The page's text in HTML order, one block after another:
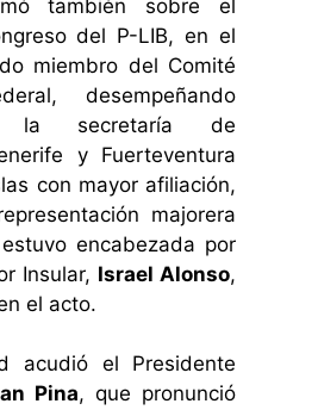
también sobre el
del P-LIB, en el
miembro del Comité
desempeñando
la secretaría de
y Fuerteventura
con mayor afiliación,
majorera
encabezada por
Insular, Israel Alonso,
el acto.
acudió el Presidente
Pina, que pronunció